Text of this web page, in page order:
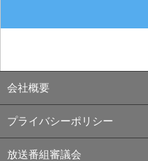
会社概要
プライバシーポリシー
放送番組審議会